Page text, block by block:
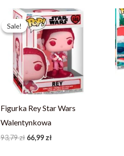
Sale!
Sale!
Figurka Rey Star Wars
Walentynkowa
93,79zł
Pierwotna
cena
wynosiła:
93,79 zł.
66,99 zł
Aktualna
cena
wynosi:
66,99 zł.